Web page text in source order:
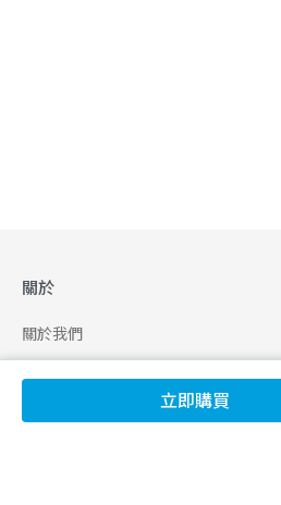
立即購買
關於
關於我們
合作申請